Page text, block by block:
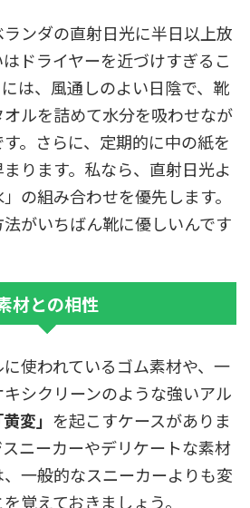
ンダの直射日光に半日以上放
ドライヤーを近づけすぎるこ
は、風通しのよい日陰で、靴
ルを詰めて水分を吸わせなが
。さらに、定期的に中の紙を
ります。私なら、直射日光よ
の組み合わせを優先します。
がいちばん靴に優しいんです
材との相性
使われているゴム素材や、一
シクリーンのような強いアル
黄変」 を起こすケースがありま
ニーカーやデリケートな素材
一般的なスニーカーよりも変
覚えておきましょう。